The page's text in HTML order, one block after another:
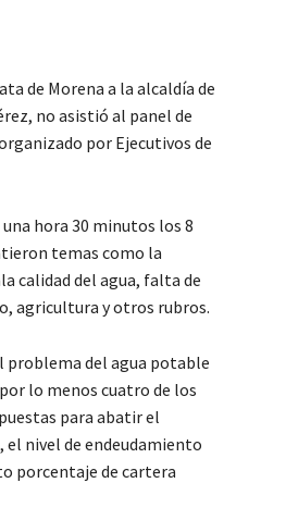
de Morena a la alcaldía de
no asistió al panel de
por Ejecutivos de
hora 30 minutos los 8
temas como la
calidad del agua, falta de
agricultura y otros rubros.
problema del agua potable
lo menos cuatro de los
para abatir el
el nivel de endeudamiento
porcentaje de cartera